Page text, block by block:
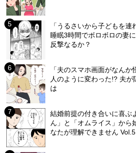
「うるさいから子どもを
睡眠3時間でボロボロの妻
反撃なるか？
「夫のスマホ画面がなん
人のように変わった!? 夫が
は
結婚前提の付き合いに喜
ん」と「オムライス」から
なたが理解できません Vol.5